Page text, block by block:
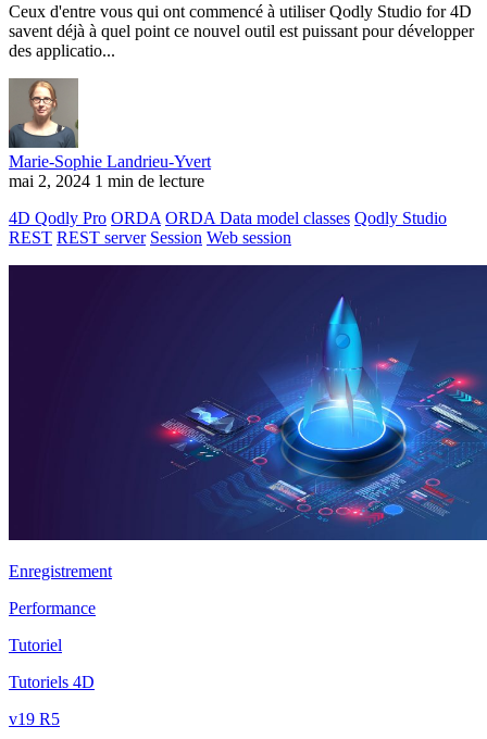
Ceux d'entre vous qui ont commencé à utiliser Qodly Studio for 4D
savent déjà à quel point ce nouvel outil est puissant pour développer
des applicatio...
Marie-Sophie Landrieu-Yvert
mai 2, 2024 1 min de lecture
4D Qodly Pro ORDA ORDA Data model classes Qodly Studio
REST REST server Session Web session
Enregistrement
Performance
Tutoriel
Tutoriels 4D
v19 R5